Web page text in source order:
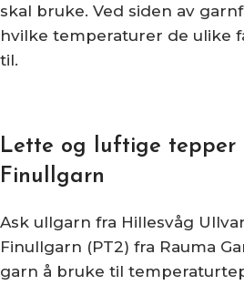
skal bruke. Ved siden av
hvilke temperaturer de ulike
til.
Lette og luftige tepper
Finullgarn
Ask ullgarn fra Hillesvåg
Finullgarn (PT2) fra Rauma
garn å bruke til